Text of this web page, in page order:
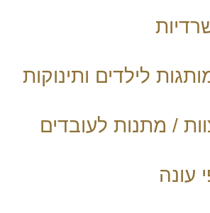
לילדים ותינוקות
/ מתנות לעובדים
עונה